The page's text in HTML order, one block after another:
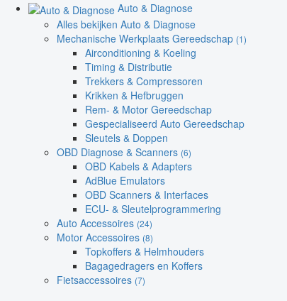
Auto & Diagnose
Alles bekijken Auto & Diagnose
Mechanische Werkplaats Gereedschap (1)
Airconditioning & Koeling
Timing & Distributie
Trekkers & Compressoren
Krikken & Hefbruggen
Rem- & Motor Gereedschap
Gespecialiseerd Auto Gereedschap
Sleutels & Doppen
OBD Diagnose & Scanners (6)
OBD Kabels & Adapters
AdBlue Emulators
OBD Scanners & Interfaces
ECU- & Sleutelprogrammering
Auto Accessoires (24)
Motor Accessoires (8)
Topkoffers & Helmhouders
Bagagedragers en Koffers
Fietsaccessoires (7)